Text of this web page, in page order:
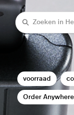
Zoeken
voorraad
Order Anywhere